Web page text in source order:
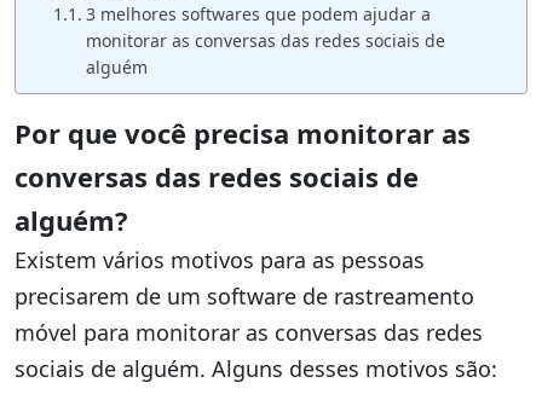
3 melhores softwares que podem ajudar a
monitorar as conversas das redes sociais de
alguém
Por que você precisa monitorar as
conversas das redes sociais de
alguém?
Existem vários motivos para as pessoas
precisarem de um software de rastreamento
móvel para monitorar as conversas das redes
sociais de alguém. Alguns desses motivos são: